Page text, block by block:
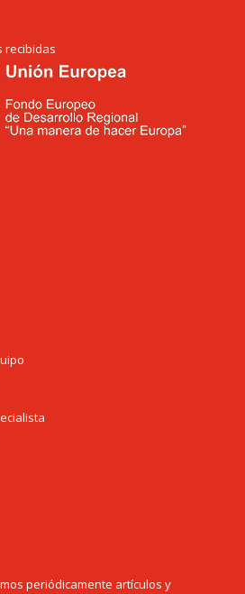
recibidas
periódicamente artículos y